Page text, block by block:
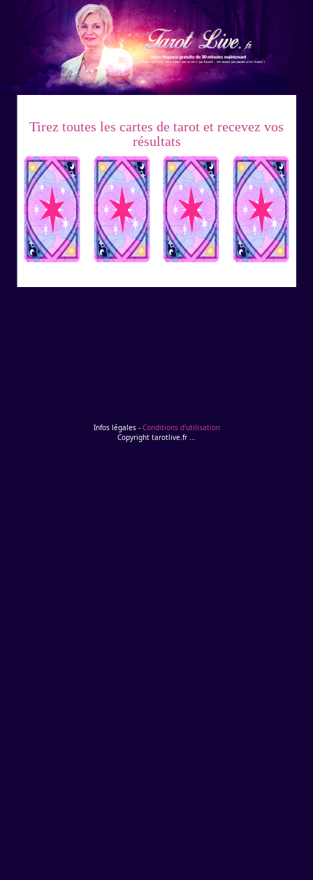
Tirez toutes les cartes de tarot et recevez vos
résultats
Infos légales - Conditions d'utilisation
Copyright tarotlive.fr ...